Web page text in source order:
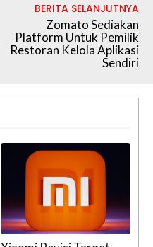
BERITA SELANJUTNYA
Zomato Sediakan
Platform Untuk Pemilik
Restoran Kelola Aplikasi
Sendiri